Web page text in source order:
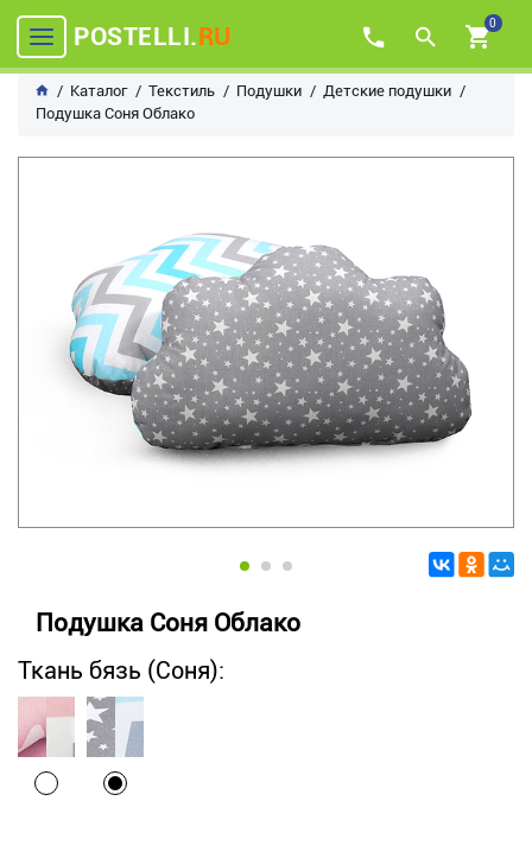
POSTELLI.RU 0
Каталог Текстиль Подушки
Детские подушки
Подушка Соня Облако
Подушка Соня Облако
Ткань бязь (Соня):